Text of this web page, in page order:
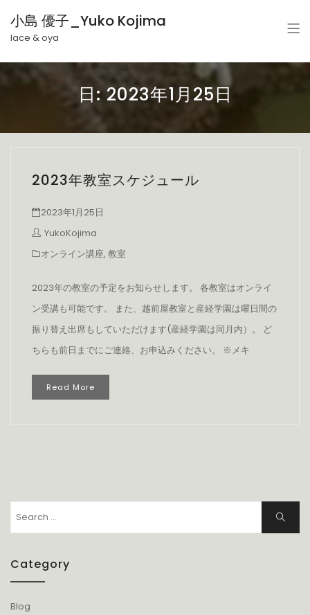
小島 優子_Yuko Kojima
lace & oya
日: 2023年1月25日
2023年教室スケジュール
2023年1月25日
YukoKojima
オンライン講座, 教室
2023年の教室の予定をお知らせします。 各教室はオンライ
ン受講も可能です。 また、越前屋教室と産経学園は曜日間の
振り替え出席もしていただけます(産経学園は同月内）。 ど
ちらも前日までにご連絡、お申込みください。 ※メキ
Read More
for:
Search
Category
Blog